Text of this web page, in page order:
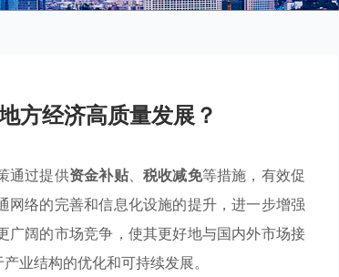
方经济高质量发展？
通过提供资金补贴、 税收减免等措施，有效促
络的完善和信息化设施的提升，进一步增强
阔的市场竞争，使其更好地与国内外市场接
业结构的优化和可持续发展。